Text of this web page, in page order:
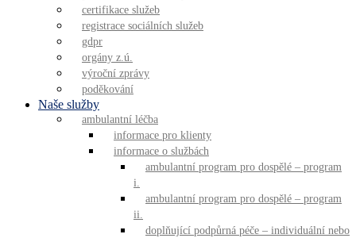
certifikace služeb
registrace sociálních služeb
gdpr
orgány z.ú.
výroční zprávy
poděkování
Naše služby
ambulantní léčba
informace pro klienty
informace o službách
ambulantní program pro dospělé – program
i.
ambulantní program pro dospělé – program
ii.
doplňující podpůrná péče – individuální nebo